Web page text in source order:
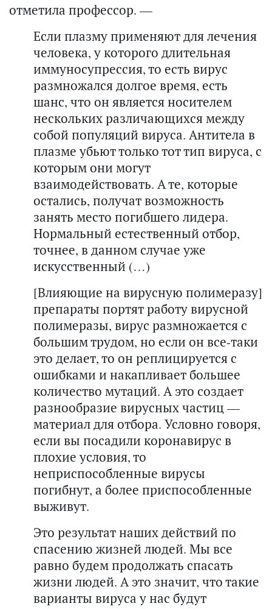
отметила профессор. —
Если плазму применяют для лечения
человека, у которого длительная
иммуносупрессия, то есть вирус
размножался долгое время, есть
шанс, что он является носителем
нескольких различающихся между
собой популяций вируса. Антитела в
плазме убьют только тот тип вируса, с
которым они могут
взаимодействовать. А те, которые
остались, получат возможность
занять место погибшего лидера.
Нормальный естественный отбор,
точнее, в данном случае уже
искусственный (…)
[Влияющие на вирусную полимеразу]
препараты портят работу вирусной
полимеразы, вирус размножается с
большим трудом, но если он все-таки
это делает, то он реплицируется с
ошибками и накапливает большее
количество мутаций. А это создает
разнообразие вирусных частиц —
материал для отбора. Условно говоря,
если вы посадили коронавирус в
плохие условия, то
неприспособленные вирусы
погибнут, а более приспособленные
выживут.
Это результат наших действий по
спасению жизней людей. Мы все
равно будем продолжать спасать
жизни людей. А это значит, что такие
варианты вируса у нас будут